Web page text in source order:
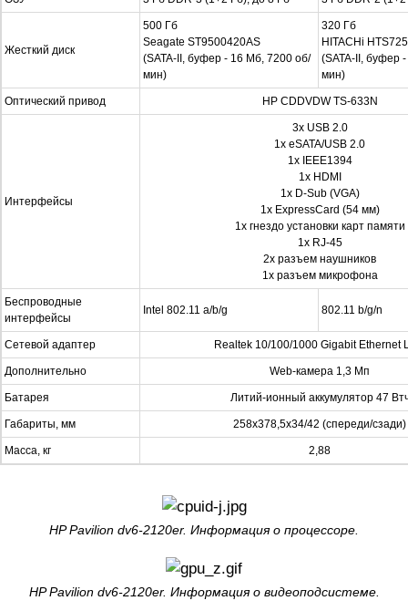
Жесткий диск
500 Гб
Seagate ST9500420AS
(SATA-II, буфер - 16 Мб, 7200 об/
мин)
320 Гб
HITACHi
(SATA-II, буфер
мин)
Оптический привод HP CDDVDW TS-633N
Интерфейсы
3х USB 2.0
1x eSATA/USB 2.0
1х IEEE1394
1x HDMI
1x D-Sub (VGA)
1x ExpressCard (54 мм)
1x гнездо установки карт памяти
1х RJ-45
2х разъем наушников
1х разъем микрофона
Беспроводные
интерфейсы
Intel 802.11 a/b/g 802.11 b/g/n
Сетевой адаптер Realtek 10/100/1000 Gigabit Ethernet
Дополнительно Web-камера 1,3 Мп
Батарея Литий-ионный аккумулятор 47
Габариты, мм 258x378,5x34/42 (спереди/сзади)
Масса, кг 2,88
HP Pavilion dv6-2120er. Информация о процессоре.
HP Pavilion dv6-2120er. Информация о видеоподсистеме.